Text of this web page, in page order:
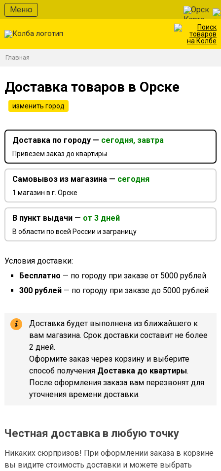
Меню Орск
Главная
Доставка товаров в Орске
изменить город
Доставка по городу — сегодня, завтра
Привезем заказ до квартиры
Самовывоз из магазина — сегодня
1 магазин в г. Орске
В пункт выдачи — от 3 дней
В области по всей России и заграницу
Условия доставки:
Бесплатно — по городу при заказе от 5000 рублей
300 рублей — по городу при заказе до 5000 рублей
Доставка будет выполнена из ближайшего к
вам магазина. Срок доставки составит не более
2 дней.
Оформите заказ через корзину и выберите
способ получения Доставка до квартиры.
После оформления заказа вам перезвонят для
уточнения времени доставки.
Честная доставка в любую точку
Никаких сюрпризов! При оформлении заказа в корзине
вы видите стоимость доставки и можете выбрать